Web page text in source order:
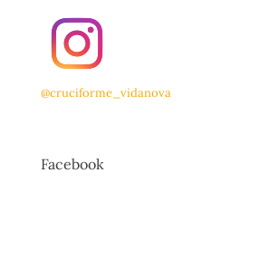
@cruciforme_vidanova
Facebook